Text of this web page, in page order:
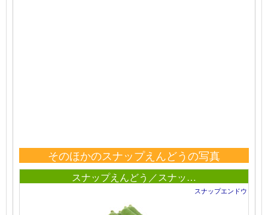
そのほかのスナップえんどうの写真
スナップえんどう／スナッ…
スナップエンドウ